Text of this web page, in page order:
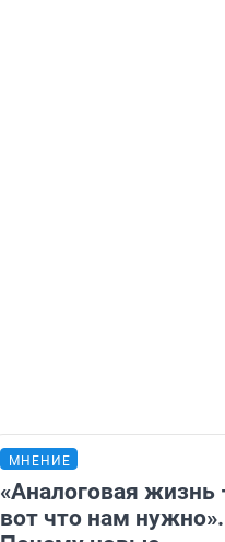
МНЕНИЕ
«Аналоговая жизнь
вот что нам нужно».